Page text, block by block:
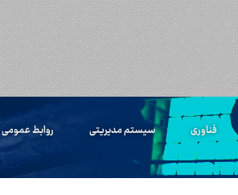
فناوری سیستم مدیریتی روابط عمومی